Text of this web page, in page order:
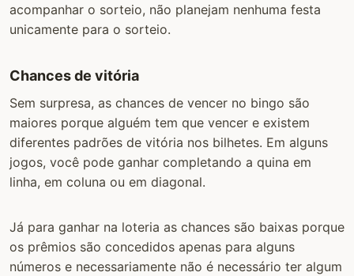
acompanhar o sorteio, não planejam nenhuma festa
unicamente para o sorteio.
Chances de vitória
Sem surpresa, as chances de vencer no bingo são
maiores porque alguém tem que vencer e existem
diferentes padrões de vitória nos bilhetes. Em alguns
jogos, você pode ganhar completando a quina em
linha, em coluna ou em diagonal.
Já para ganhar na loteria as chances são baixas porque
os prêmios são concedidos apenas para alguns
números e necessariamente não é necessário ter algum